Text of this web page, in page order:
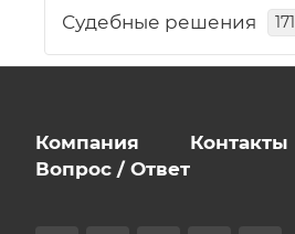
Судебные решения 171
Компания Контакты
Вопрос / Ответ